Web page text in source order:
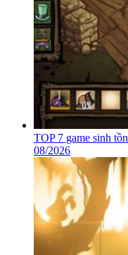
TOP 7 game sinh
08/2026